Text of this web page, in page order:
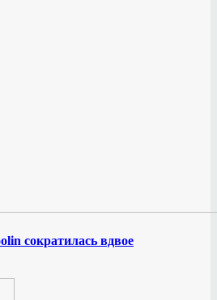
сократилась вдвое